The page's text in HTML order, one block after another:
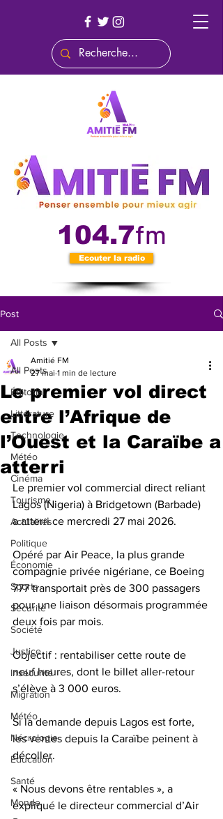
104.7fm
Ecouter la radio
Post
All Posts
Éditorial
Littérature
Technologie
Météo
Cinéma
Tourisme
Actualités
Politique
Économie
Sports
Sécurité
Société
Justice
Insécurité
Migration
Météo
Nécrologie
Éducation
Santé
Monde
All Posts
Le premier vol direct
entre l’Afrique de
l’Ouest et la Caraïbe a
atterri
Amitié FM
27 mai 1 min de lecture
Le premier vol commercial direct reliant
Lagos (Nigeria) à Bridgetown (Barbade)
a atterri ce mercredi 27 mai 2026.
Opéré par Air Peace, la plus grande
compagnie privée nigériane, ce Boeing
777 transportait près de 300 passagers
pour une liaison désormais programmée
deux fois par mois.
Objectif : rentabiliser cette route de
neuf heures, dont le billet aller-retour
s’élève à 3 000 euros.
Si la demande depuis Lagos est forte,
les ventes depuis la Caraïbe peinent à
décoller.
« Nous devons être rentables », a
expliqué le directeur commercial d’Air